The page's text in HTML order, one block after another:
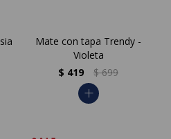
Mate con tapa Trendy -
Violeta
$ 419 $ 699
add